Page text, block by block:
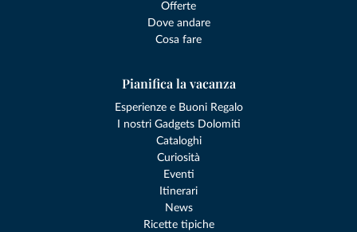
Offerte
Dove andare
Cosa fare
Pianifica la vacanza
Esperienze e Buoni Regalo
I nostri Gadgets Dolomiti
Cataloghi
Curiosità
Eventi
Itinerari
News
Ricette tipiche